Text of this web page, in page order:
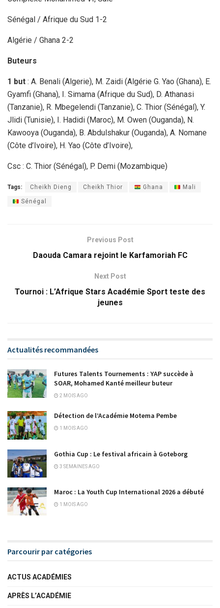
Sénégal / Afrique du Sud 1-2
Algérie / Ghana 2-2
Buteurs
1 but : A. Benali (Algerie), M. Zaidi (Algérie G. Yao (Ghana), E.
Gyamfi (Ghana), I. Simama (Afrique du Sud), D. Athanasi
(Tanzanie), R. Mbegelendi (Tanzanie), C. Thior (Sénégal), Y.
Jlidi (Tunisie), I. Hadidi (Maroc), M. Owen (Ouganda), N.
Kawooya (Ouganda), B. Abdulshakur (Ouganda), A. Nomane
(Côte d’Ivoire), H. Yao (Côte d’Ivoire),
Csc : C. Thior (Sénégal), P. Demi (Mozambique)
Tags: Cheikh Dieng Cheikh Thior Ghana Mali
Sénégal
Previous Post
Daouda Camara rejoint le Karfamoriah FC
Next Post
Tournoi : L’Afrique Stars Académie Sport teste des
jeunes
Actualités recommandées
Futures Talents Tournements : YAP succède à
SOAR, Mohamed Kanté meilleur buteur
2 MOIS AGO
Détection de l’Académie Motema Pembe
1 MOIS AGO
Gothia Cup : Le festival africain à Goteborg
3 SEMAINES AGO
Maroc : La Youth Cup International 2026 a débuté
1 MOIS AGO
Parcourir par catégories
ACTUS ACADÉMIES
APRÈS L’ACADÉMIE